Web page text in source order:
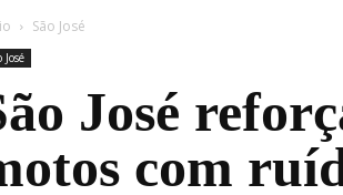
São José
José
José
com